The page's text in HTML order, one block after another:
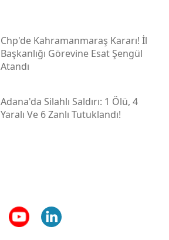
Chp'de Kahramanmaraş Kararı! İl
Başkanlığı Görevine Esat Şengül
Atandı
Adana'da Silahlı Saldırı: 1 Ölü, 4
Yaralı Ve 6 Zanlı Tutuklandı!